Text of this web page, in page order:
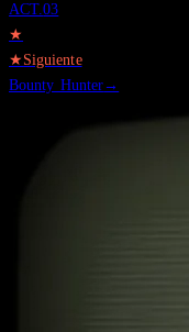
ACT.03
★
★Siguiente
Bounty Hunter→